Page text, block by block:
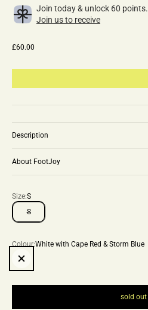
Join today & unlock 60 points.
Join us to receive
Sale price
£60.00
Description
About FootJoy
Size:S
S
Colour:White with Cape Red & Storm Blue
White with Cape Red & Storm Blue
sold out